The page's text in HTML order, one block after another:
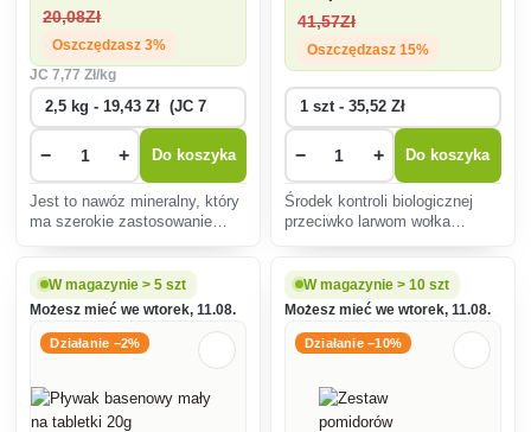
20,08Zł
Oszczędzasz 3%
JC7,77 Zł/kg
− + Do koszyka
Jest to nawóz mineralny, który
ma szerokie zastosowanie
nawozem "dolistnym" o
szybkim działaniu.
41,57Zł
Oszczędzasz 15%
− + Do koszyka
Środek kontroli biologicznej
przeciwko larwom wołka
W magazynie > 5 szt
Możesz mieć we wtorek, 11.08.
Działanie −2%
W magazynie > 10 szt
Możesz mieć we wtorek, 11.08.
Działanie −10%